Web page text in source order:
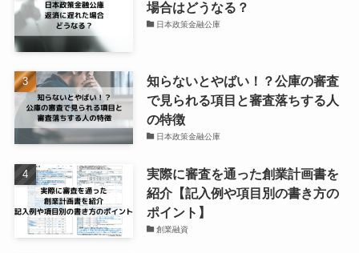
場合はどうなる？
日本政策金融公庫
知らないとやばい！？公庫の審査
で見られる項目と審査落ちする人
の特徴
日本政策金融公庫
実際に審査を通った創業計画書を
紹介【記入例や項目別の書き方の
ポイント】
創業融資